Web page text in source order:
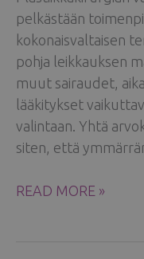
pelkästään
kokonaisvaltaisen
pohja leikkauksen
muut sairaudet,
lääkitykset
valintaan. Yhtä
siten, että
READ MORE »